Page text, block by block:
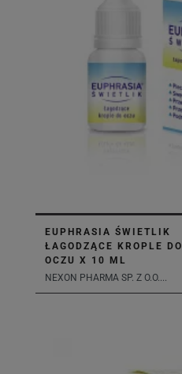
EUPHRASIA ŚWIETLIK
ŁAGODZĄCE KROPLE DO
OCZU X 10 ML
NEXON PHARMA SP. Z O.O....